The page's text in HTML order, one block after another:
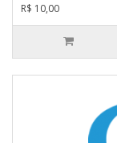
R$ 10,00